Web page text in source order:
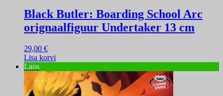
Black Butler: Boarding School Arc
orignaalfiguur Undertaker 13 cm
29,00 €
Lisa korvi
Laos